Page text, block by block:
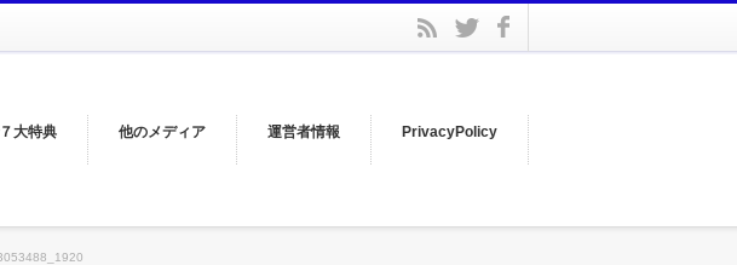
大特典 他のメディア 運営者情報 PrivacyPolicy
rss twitter